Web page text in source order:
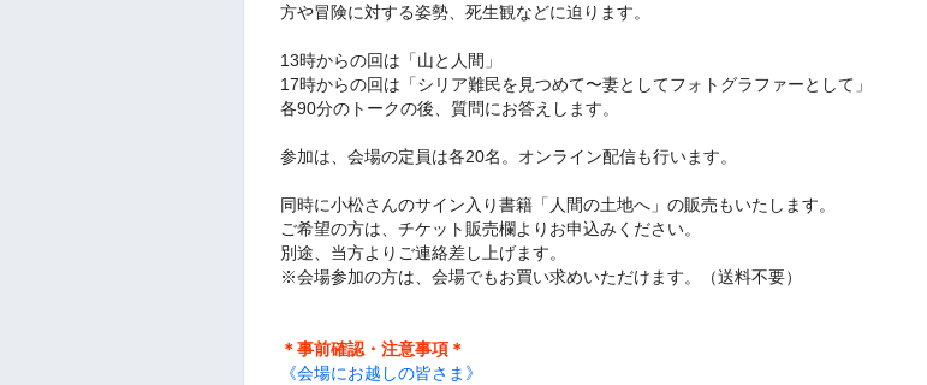
方や冒険に対する姿勢、死生観などに迫ります。
13時からの回は「山と人間」
17時からの回は「シリア難民を見つめて〜妻としてフォトグラファーとして」
各90分のトークの後、質問にお答えします。
参加は、会場の定員は各20名。オンライン配信も行います。
同時に小松さんのサイン入り書籍「人間の土地へ」の販売もいたします。
ご希望の方は、チケット販売欄よりお申込みください。
別途、当方よりご連絡差し上げます。
※会場参加の方は、会場でもお買い求めいただけます。（送料不要）
＊事前確認・注意事項＊
《会場にお越しの皆さま》